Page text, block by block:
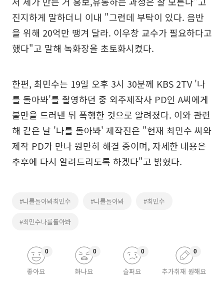
진지하게 말하더니 이내 "그런데 부탁이 있다. 음반
을 위해 20억만 땡겨 달라. 이우창 교수가 필요하다고
했다"고 말해 녹화장을 초토화시켰다.
한편, 최민수는 19일 오후 3시 30분께 KBS 2TV '나
를 돌아봐'를 촬영하던 중 외주제작사 PD인 A씨에게
불만을 드러낸 뒤 폭행한 것으로 알려졌다. 이와 관련
해 같은 날 '나를 돌아봐' 제작진은 "현재 최민수 씨와
제작 PD가 만나 원만히 해결 중이며, 자세한 내용은
추후에 다시 알려드리도록 하겠다"고 밝혔다.
#나를돌아봐최민수 #나를돌아봐 #최민수
#최민수나를돌아봐
좋아요
0
화나요
0
슬퍼요
0
추가취재 원해요
0